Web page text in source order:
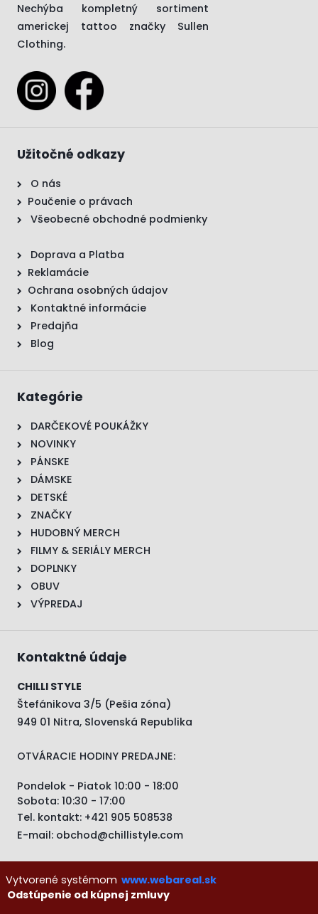
Nechýba kompletný sortiment
americkej tattoo značky Sullen
Clothing.
Užitočné odkazy
O nás
Poučenie o právach
Všeobecné obchodné podmienky
Doprava a Platba
Reklamácie
Ochrana osobných údajov
Kontaktné informácie
Predajňa
Blog
Kategórie
DARČEKOVÉ POUKÁŽKY
NOVINKY
PÁNSKE
DÁMSKE
DETSKÉ
ZNAČKY
HUDOBNÝ MERCH
FILMY & SERIÁLY MERCH
DOPLNKY
OBUV
VÝPREDAJ
Kontaktné údaje
CHILLI STYLE
Štefánikova 3/5 (Pešia zóna)
949 01 Nitra, Slovenská Republika
OTVÁRACIE HODINY PREDAJNE:
Pondelok - Piatok 10:00 - 18:00
Sobota: 10:30 - 17:00
Tel. kontakt: +421 905 508538
E-mail: obchod@chillistyle.com
Vytvorené systémom www.webareal.sk
Odstúpenie od kúpnej zmluvy